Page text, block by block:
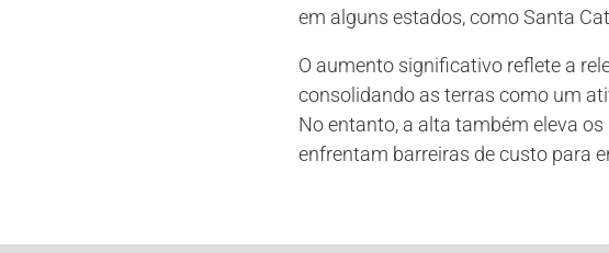
em alguns estados, como Santa
O aumento significativo reflete a
consolidando as terras como um
No entanto, a alta também eleva
enfrentam barreiras de custo para